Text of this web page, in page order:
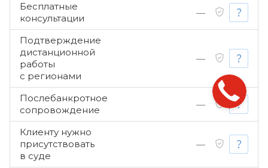
Бесплатные
консультации
—
Подтверждение
дистанционной
работы
с регионами
—
Послебанкротное
сопровождение
—
Клиенту нужно
присутствовать
в суде
—